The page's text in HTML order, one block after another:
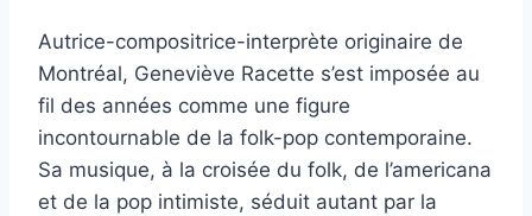
Autrice-compositrice-interprète originaire de
Montréal, Geneviève Racette s’est imposée au
fil des années comme une figure
incontournable de la folk-pop contemporaine.
Sa musique, à la croisée du folk, de l’americana
et de la pop intimiste, séduit autant par la